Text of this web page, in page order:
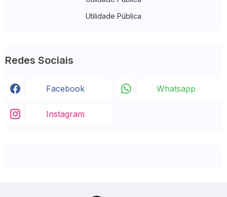
Utilidade Pública
Redes Sociais
Facebook Whatsapp
Instagram